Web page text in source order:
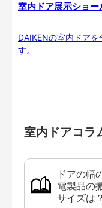
室内ドア展示ショー
DAIKENの室内ドア
す。
室内ドアコラ
ドアの幅
電製品の
サイズは？